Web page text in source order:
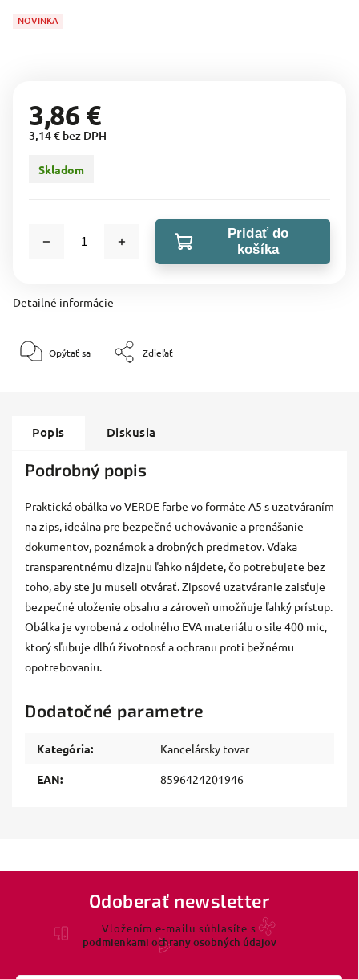
NOVINKA
3,86 €
3,14 € bez DPH
Skladom
Pridať do
košíka
Detailné informácie
Opýtať sa Zdieľať
Popis Diskusia
Podrobný popis
Praktická obálka vo VERDE farbe vo formáte A5 s uzatváraním
na zips, ideálna pre bezpečné uchovávanie a prenášanie
dokumentov, poznámok a drobných predmetov. Vďaka
transparentnému dizajnu ľahko nájdete, čo potrebujete bez
toho, aby ste ju museli otvárať. Zipsové uzatváranie zaisťuje
bezpečné uloženie obsahu a zároveň umožňuje ľahký prístup.
Obálka je vyrobená z odolného EVA materiálu o sile 400 mic,
ktorý sľubuje dlhú životnosť a ochranu proti bežnému
opotrebovaniu.
Dodatočné parametre
Kategória: Kancelársky tovar
EAN: 8596424201946
Odoberať newsletter
Vložením e-mailu súhlasíte s
podmienkami ochrany osobných údajov